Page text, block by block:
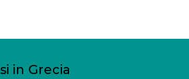
in Grecia